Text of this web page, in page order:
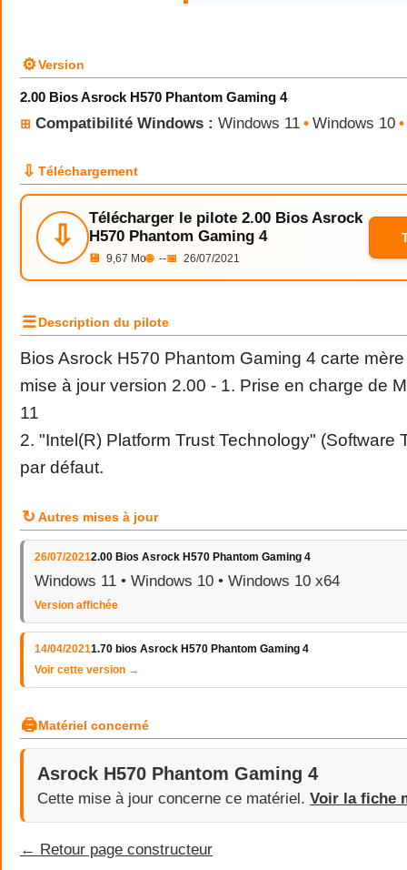
⚙Version
2.00 Bios Asrock H570 Phantom Gaming 4
⊞ Compatibilité Windows : Windows 11 • Windows 10 •
⇩ Téléchargement
⇩
Télécharger le pilote 2.00 Bios Asrock
H570 Phantom Gaming 4
💾 9,67 Mo🌐 --📅 26/07/2021
☰Description du pilote
Bios Asrock H570 Phantom Gaming 4 carte
mise à jour version 2.00 - 1. Prise en charge de
11
2. "Intel(R) Platform Trust Technology" (Software
par défaut.
↻ Autres mises à jour
26/07/20212.00 Bios Asrock H570 Phantom Gaming 4
Windows 11 • Windows 10 • Windows 10 x64
Version affichée
14/04/20211.70 bios Asrock H570 Phantom Gaming 4
Voir cette version →
🖨Matériel concerné
Asrock H570 Phantom Gaming 4
Cette mise à jour concerne ce matériel. Voir la fiche
← Retour page constructeur